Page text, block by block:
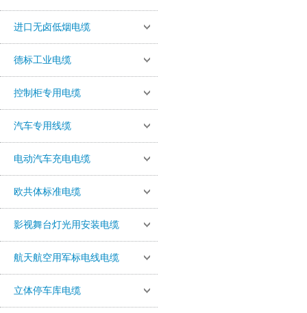
进口无卤低烟电缆
德标工业电缆
控制柜专用电缆
汽车专用线缆
电动汽车充电电缆
欧共体标准电缆
影视舞台灯光用安装电缆
航天航空用军标电线电缆
立体停车库电缆